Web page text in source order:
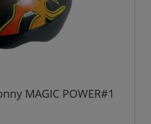
MAGIC POWER#1